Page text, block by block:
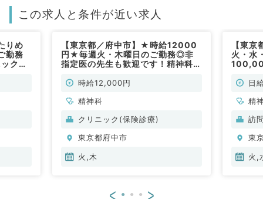
この求人と条件が近い求人
りめ
勤務
クで
【東京都／府中市】★時給12000
円★毎週火・木曜日のご勤務◎非
指定医の先生も歓迎です！精神科外
生も安心の教育体制～（精神科・心
時給12,000円
精神科
クリニック(保険診療)
東京都府中市
火,木
【東
火・水
／非常
日
精
訪
東
火,
< >